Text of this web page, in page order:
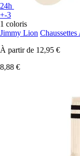
24h
+-3
1 coloris
Jimmy Lion
À partir de 12,95 €
8,88 €